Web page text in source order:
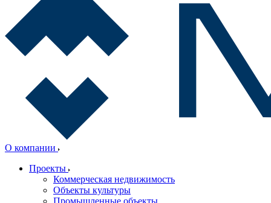
О компании
Проекты
Коммерческая недвижимость
Объекты культуры
Промышленные объекты